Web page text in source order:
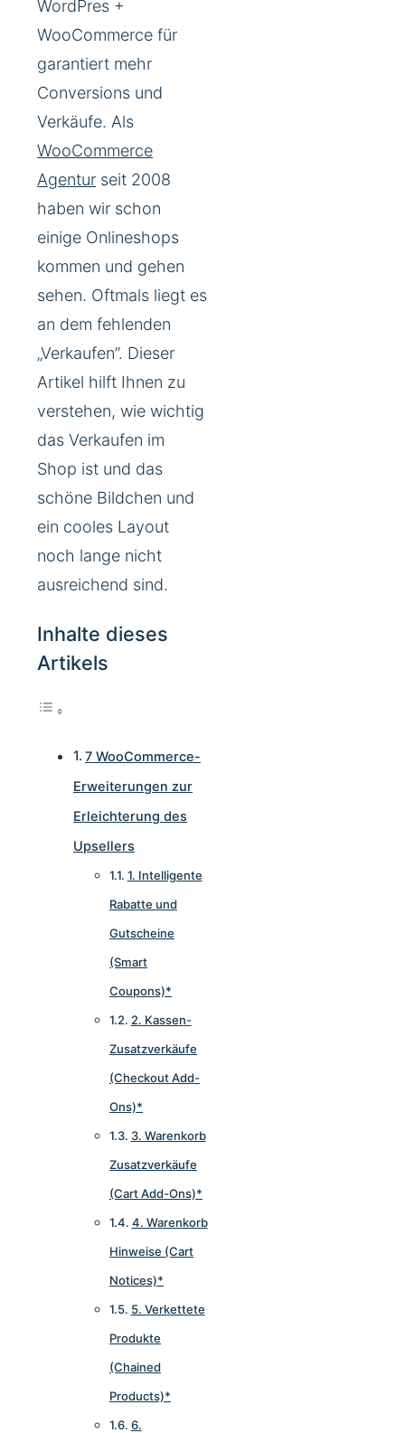
WordPres +
WooCommerce für
garantiert mehr
Conversions und
Verkäufe. Als
WooCommerce
Agentur seit 2008
haben wir schon
einige Onlineshops
kommen und gehen
sehen. Oftmals liegt es
an dem fehlenden
„Verkaufen”. Dieser
Artikel hilft Ihnen zu
verstehen, wie wichtig
das Verkaufen im
Shop ist und das
schöne Bildchen und
ein cooles Layout
noch lange nicht
ausreichend sind.
Inhalte dieses
Artikels
7 WooCommerce-
Erweiterungen zur
Erleichterung des
Upsellers
1. Intelligente
Rabatte und
Gutscheine
(Smart
Coupons)*
2. Kassen-
Zusatzverkäufe
(Checkout Add-
Ons)*
3. Warenkorb
Zusatzverkäufe
(Cart Add-Ons)*
4. Warenkorb
Hinweise (Cart
Notices)*
5. Verkettete
Produkte
(Chained
Products)*
6.